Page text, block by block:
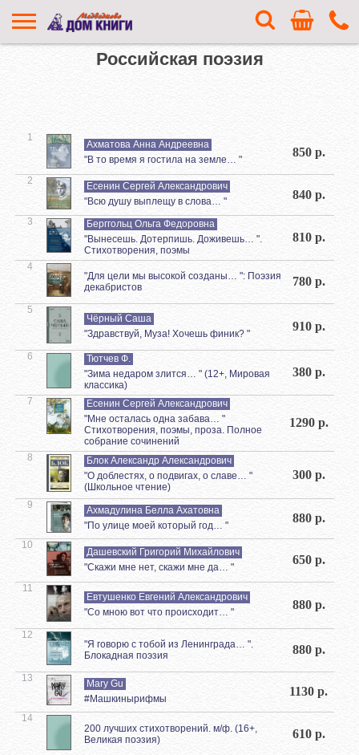
Российская поэзия
1
Ахматова Анна Андреевна
"В то время я гостила на земле… "
850 р.
2
Есенин Сергей Александрович
"Всю душу выплещу в слова… "
840 р.
3
Берггольц Ольга Федоровна
"Вынесешь. Дотерпишь. Доживешь… ".
Стихотворения, поэмы
810 р.
4
"Для цели мы высокой созданы… ": Поэзия
декабристов
780 р.
5
Чёрный Саша
"Здравствуй, Муза! Хочешь финик? "
910 р.
6
Тютчев Ф.
"Зима недаром злится… " (12+, Мировая
классика)
380 р.
7
Есенин Сергей Александрович
"Мне осталась одна забава… "
Стихотворения, поэмы, проза. Полное
собрание сочинений
1290 р.
8
Блок Александр Александрович
"О доблестях, о подвигах, о славе… "
(Школьное чтение)
300 р.
9
Ахмадулина Белла Ахатовна
"По улице моей который год… "
880 р.
10
Дашевский Григорий Михайлович
"Скажи мне нет, скажи мне да… "
650 р.
11
Евтушенко Евгений Александрович
"Со мною вот что происходит… "
880 р.
12
"Я говорю с тобой из Ленинграда… ".
Блокадная поэзия
880 р.
13
Mary Gu
#Машкинырифмы
1130 р.
14
200 лучших стихотворений. м/ф. (16+,
Великая поэзия)
610 р.